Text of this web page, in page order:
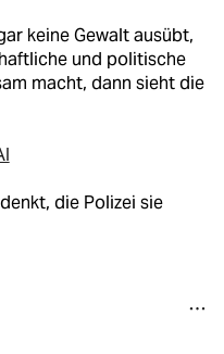
keine Gewalt ausübt,
und politische
macht, dann sieht die
die Polizei sie